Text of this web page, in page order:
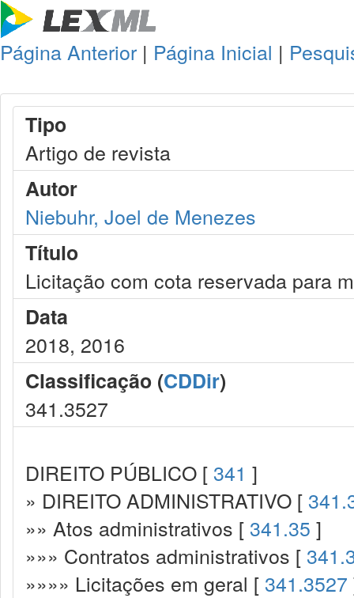
Página Anterior | Página Inicial |
Tipo
Artigo de revista
Autor
Niebuhr, Joel de Menezes
Título
Licitação com cota reservada para
Data
2018, 2016
Classificação (CDDir)
341.3527
DIREITO PÚBLICO [ 341 ]
» DIREITO ADMINISTRATIVO [
»» Atos administrativos [ 341.35 ]
»»» Contratos administrativos [
»»»» Licitações em geral [ 341.3527